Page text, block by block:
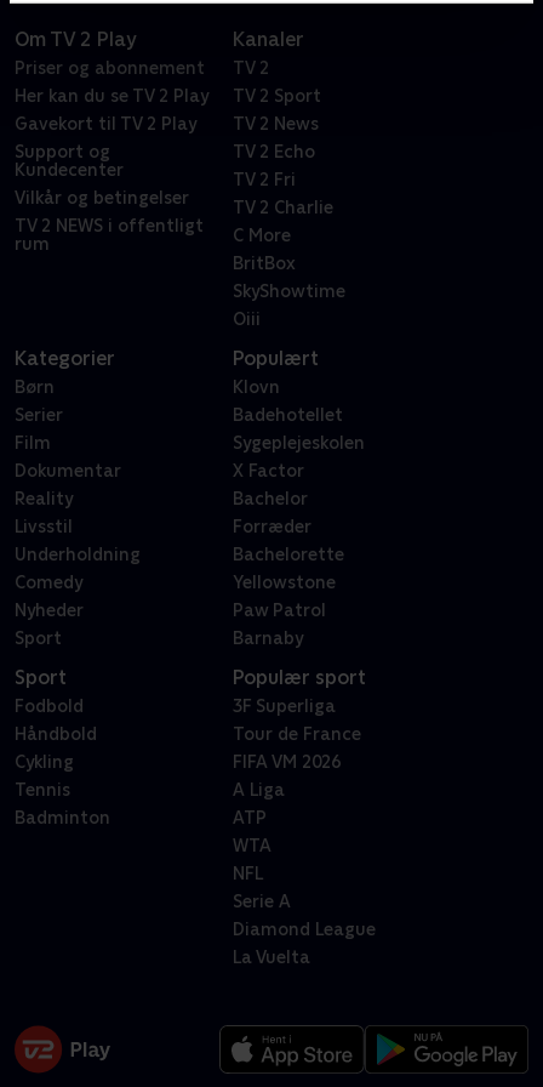
Om TV 2 Play
Priser og abonnement
Her kan du se TV 2 Play
Gavekort til TV 2 Play
Support og
Kundecenter
Vilkår og betingelser
TV 2 NEWS i offentligt
rum
Kanaler
TV 2
TV 2 Sport
TV 2 News
TV 2 Echo
TV 2 Fri
TV 2 Charlie
C More
BritBox
SkyShowtime
Oiii
Kategorier
Børn
Serier
Film
Dokumentar
Reality
Livsstil
Underholdning
Comedy
Nyheder
Sport
Populært
Klovn
Badehotellet
Sygeplejeskolen
X Factor
Bachelor
Forræder
Bachelorette
Yellowstone
Paw Patrol
Barnaby
Sport
Fodbold
Håndbold
Cykling
Tennis
Badminton
Populær sport
3F Superliga
Tour de France
FIFA VM 2026
A Liga
ATP
WTA
NFL
Serie A
Diamond League
La Vuelta